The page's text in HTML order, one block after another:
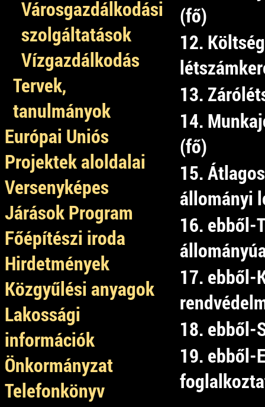
Városgazdálkodási
szolgáltatások
Vízgazdálkodás
Tervek,
tanulmányok
Európai Uniós
Projektek aloldalai
Versenyképes
Járások Program
Főépítészi iroda
Hirdetmények
Közgyűlési anyagok
Lakossági
információk
Önkormányzat
Telefonkönyv
(fő)
12.
13.
14.
(fő)
15.
állományi
16. ebből-
17. ebből-
18. ebből-
19. ebből-